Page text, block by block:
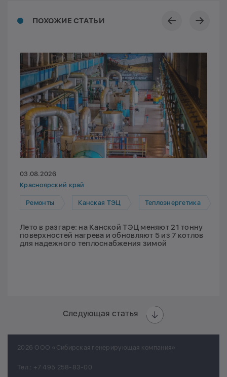
ПОХОЖИЕ СТАТЬИ
03.08.2026
Красноярский край
Ремонты Канская ТЭЦ Теплоэнергетика
Лето в разгаре: на Канской ТЭЦ меняют 21 тонну
поверхностей нагрева и обновляют 5 из 7 котлов
для надежного теплоснабжения зимой
Следующая статья
2026 ООО «Сибирская генерирующая компания»
Тел.: +7 495 258-83-00